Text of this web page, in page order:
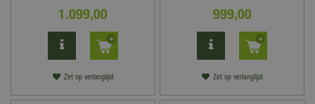
1.099,00
Zet op verlanglijst
999,00
Zet op verlanglijst